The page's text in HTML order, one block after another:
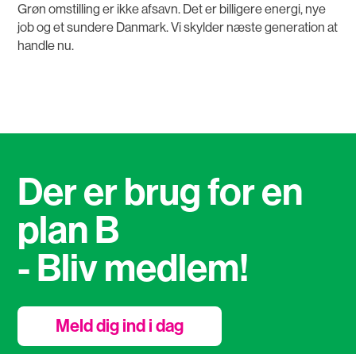
Grøn omstilling er ikke afsavn. Det er billigere energi, nye
job og et sundere Danmark. Vi skylder næste generation at
handle nu.
Der er brug for en
plan B
- Bliv medlem!
Meld dig ind i dag